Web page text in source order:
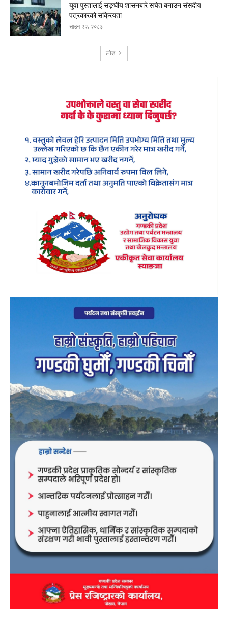
युवा पुस्तालाई सङ्घीय शासनबारे सचेत बनाउन संसदीय
पत्रकारको सक्रियता
साउन २२, २०८३
लोड